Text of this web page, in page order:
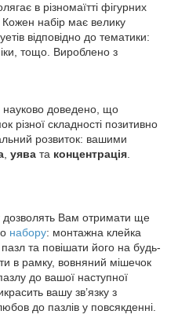
в різномаїтті фігурних
набір має велику
відповідно до тематики:
тощо. Вироблено з
науково доведено, що
різної складності позитивно
розвиток: вашими
уява та концентрація
дозволять Вам отримати ще
набору: монтажна клейка
та повішати його на будь-
в рамку, вовняний мішечок
до вашої наступної
вашу зв’язку з
до пазлів у повсякденні.